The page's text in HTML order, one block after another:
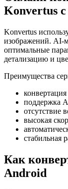
Konvertus
Konvertus
изображений. AI-
оптимальные
детализацию и
Преимущества
поддержка
отсутствие
высокая
стабильная
Как
Android